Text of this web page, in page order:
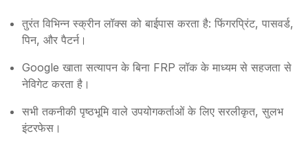
तुरंत विभिन्न स्क्रीन लॉक्स को बाईपास करता है: फिंगरप्रिंट, पासवर्ड,
पिन, और पैटर्न।
Google खाता सत्यापन के बिना FRP लॉक के माध्यम से सहजता से
नेविगेट करता है।
सभी तकनीकी पृष्ठभूमि वाले उपयोगकर्ताओं के लिए सरलीकृत, सुलभ
इंटरफेस।